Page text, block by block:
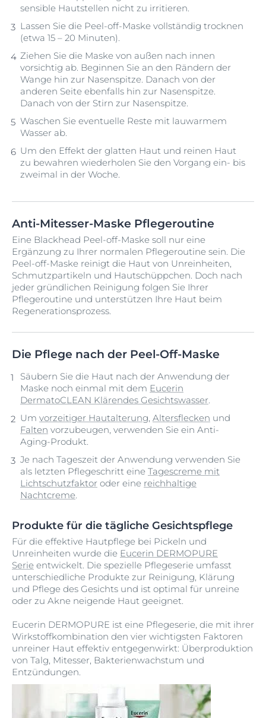
sensible Hautstellen nicht zu irritieren.
Lassen Sie die Peel-off-Maske vollständig trocknen
(etwa 15 – 20 Minuten).
Ziehen Sie die Maske von außen nach innen
vorsichtig ab. Beginnen Sie an den Rändern der
Wange hin zur Nasenspitze. Danach von der
anderen Seite ebenfalls hin zur Nasenspitze.
Danach von der Stirn zur Nasenspitze.
Waschen Sie eventuelle Reste mit lauwarmem
Wasser ab.
Um den Effekt der glatten Haut und reinen Haut
zu bewahren wiederholen Sie den Vorgang ein- bis
zweimal in der Woche.
Anti-Mitesser-Maske Pflegeroutine
Eine Blackhead Peel-off-Maske soll nur eine
Ergänzung zu Ihrer normalen Pflegeroutine sein. Die
Peel-off-Maske reinigt die Haut von Unreinheiten,
Schmutzpartikeln und Hautschüppchen. Doch nach
jeder gründlichen Reinigung folgen Sie Ihrer
Pflegeroutine und unterstützen Ihre Haut beim
Regenerationsprozess.
Die Pflege nach der Peel-Off-Maske
Säubern Sie die Haut nach der Anwendung der
Maske noch einmal mit dem Eucerin
DermatoCLEAN Klärendes Gesichtswasser.
Um vorzeitiger Hautalterung, Altersflecken und
Falten vorzubeugen, verwenden Sie ein Anti-
Aging-Produkt.
Je nach Tageszeit der Anwendung verwenden Sie
als letzten Pflegeschritt eine Tagescreme mit
Lichtschutzfaktor oder eine reichhaltige
Nachtcreme.
Produkte für die tägliche Gesichtspflege
Für die effektive Hautpflege bei Pickeln und
Unreinheiten wurde die Eucerin DERMOPURE
Serie entwickelt. Die spezielle Pflegeserie umfasst
unterschiedliche Produkte zur Reinigung, Klärung
und Pflege des Gesichts und ist optimal für unreine
oder zu Akne neigende Haut geeignet.
Eucerin DERMOPURE ist eine Pflegeserie, die mit ihrer
Wirkstoffkombination den vier wichtigsten Faktoren
unreiner Haut effektiv entgegenwirkt: Überproduktion
von Talg, Mitesser, Bakterienwachstum und
Entzündungen.